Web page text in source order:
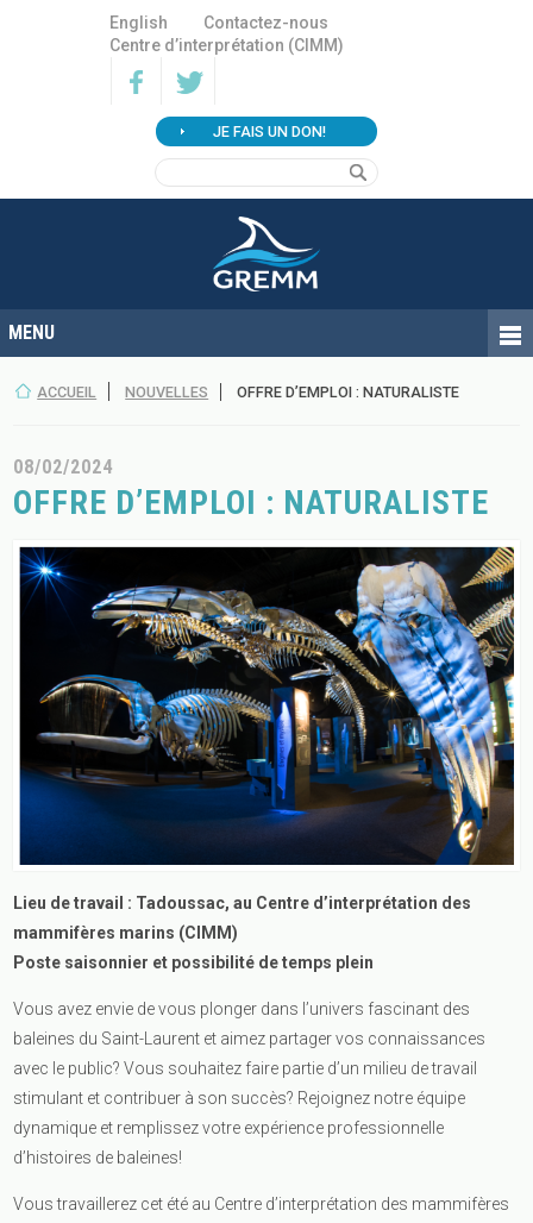
English
Contactez-nous
Centre d’interprétation (CIMM)
JE FAIS UN DON!
ACCUEIL NOUVELLES OFFRE D’EMPLOI : NATURALISTE
08/02/2024
OFFRE D’EMPLOI : NATURALISTE
Lieu de travail : Tadoussac, au Centre d’interprétation des
mammifères marins (CIMM)
Poste saisonnier et possibilité de temps plein
Vous avez envie de vous plonger dans l’univers fascinant des
baleines du Saint-Laurent et aimez partager vos connaissances
avec le public? Vous souhaitez faire partie d’un milieu de travail
stimulant et contribuer à son succès? Rejoignez notre équipe
dynamique et remplissez votre expérience professionnelle
d’histoires de baleines!
Vous travaillerez cet été au Centre d’interprétation des mammifères